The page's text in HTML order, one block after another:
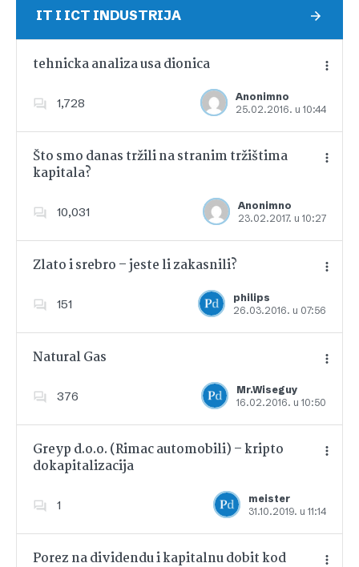
IT I ICT INDUSTRIJA
tehnicka analiza usa dionica
1,728
Anonimno
25.02.2016. u 10:44
Dodajte u favorite
Što smo danas tržili na stranim tržištima
kapitala?
10,031
Anonimno
23.02.2017. u 10:27
Dodajte u favorite
Zlato i srebro – jeste li zakasnili?
151
philips
26.03.2016. u 07:56
Dodajte u favorite
Natural Gas
376
Mr.Wiseguy
16.02.2016. u 10:50
Dodajte u favorite
Greyp d.o.o. (Rimac automobili) – kripto
dokapitalizacija
1
meister
31.10.2019. u 11:14
Dodajte u favorite
Porez na dividendu i kapitalnu dobit kod